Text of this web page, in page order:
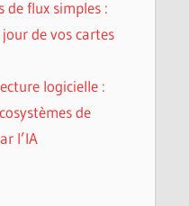
de flux simples :
de vos cartes
logicielle :
de
l’IA